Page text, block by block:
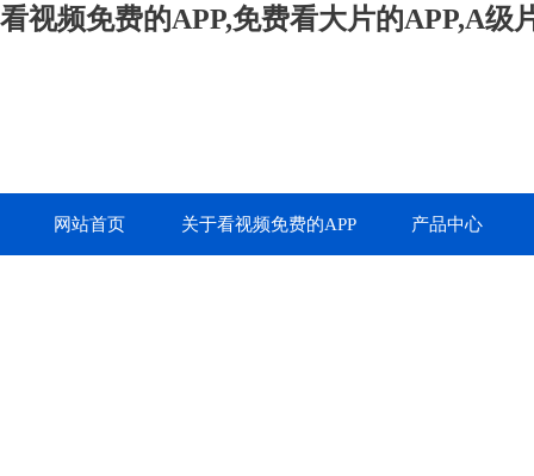
看视频免费的APP,免费看大片的APP,A级
网站首页 关于看视频免费的APP 产品中心